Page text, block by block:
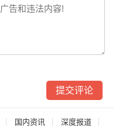
国内资讯 深度报道